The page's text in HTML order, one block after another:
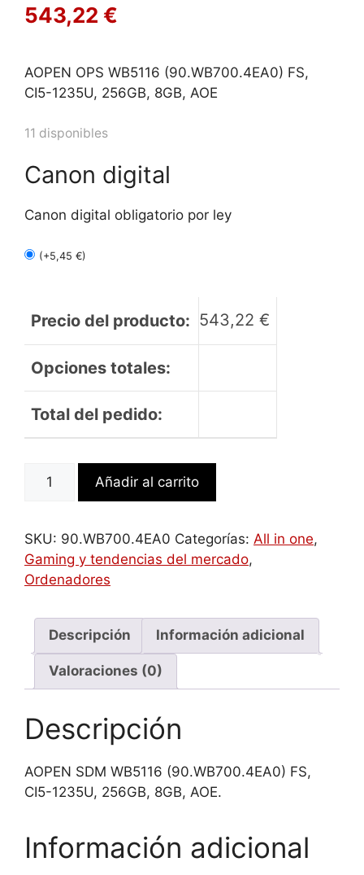
543,22 €
AOPEN OPS WB5116 (90.WB700.4EA0) FS,
CI5-1235U, 256GB, 8GB, AOE
11 disponibles
Canon digital
Canon digital obligatorio por ley
(+5,45 €)
Precio del producto: 543,22 €
Opciones totales:
Total del pedido:
SDM
(90.WB700.4EA0)
FS,
CI5-
256GB,
8GB,
AOE
cantidad
Añadir al carrito
SKU: 90.WB700.4EA0 Categorías: All in one,
Gaming y tendencias del mercado,
Ordenadores
Descripción Información adicional
Valoraciones (0)
Descripción
AOPEN SDM WB5116 (90.WB700.4EA0) FS,
CI5-1235U, 256GB, 8GB, AOE.
Información adicional